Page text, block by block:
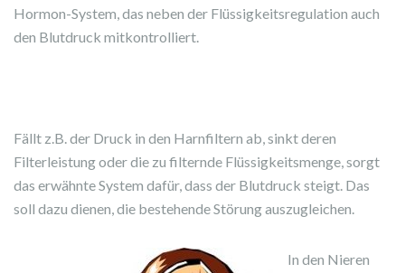
Hormon-System, das neben der Flüssigkeitsregulation auch
den Blutdruck mitkontrolliert.
Fällt z.B. der Druck in den Harnfiltern ab, sinkt deren
Filterleistung oder die zu filternde Flüssigkeitsmenge, sorgt
das erwähnte System dafür, dass der Blutdruck steigt. Das
soll dazu dienen, die bestehende Störung auszugleichen.
In den Nieren